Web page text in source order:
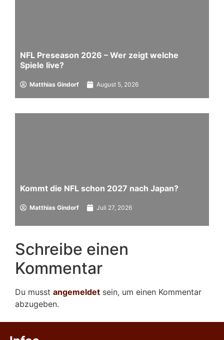
NFL Preseason 2026 – Wer zeigt welche
Spiele live?
Matthias Gindorf August 5, 2026
Kommt die NFL schon 2027 nach Japan?
Matthias Gindorf Juli 27, 2026
Schreibe einen
Kommentar
Du musst angemeldet sein, um einen Kommentar
abzugeben.